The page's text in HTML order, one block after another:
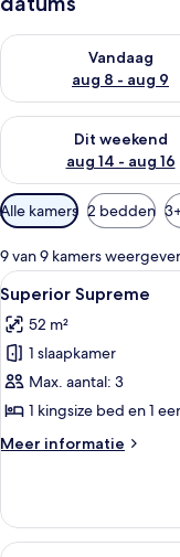
Vandaag
aug 8 - aug 9
De beschikbaarheid
Dit weekend
aug 14 - aug 16
De beschikbaarheid
Beschikbare
filters
voor
kamers
Alle kamers 2 bedden
9 van 9 kamers
Alle
foto's
voor
Superior
Supreme
laden
3
Superior Supreme
52 m²
1 slaapkamer
Max. aantal: 3
1 kingsize bed en 1
Meer informatie
Meer
Supreme